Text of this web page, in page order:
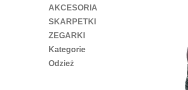
AKCESORIA
SKARPETKI
ZEGARKI
Kategorie
Odzież